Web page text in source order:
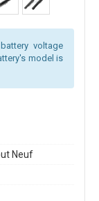
voltage
model is
Neuf